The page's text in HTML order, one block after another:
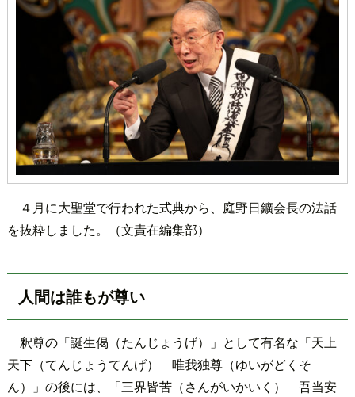
４月に大聖堂で行われた式典から、庭野日鑛会長の法話
を抜粋しました。（文責在編集部）
人間は誰もが尊い
釈尊の「誕生偈（たんじょうげ）」として有名な「天上
天下（てんじょうてんげ） 唯我独尊（ゆいがどくそ
ん）」の後には、「三界皆苦（さんがいかいく） 吾当安